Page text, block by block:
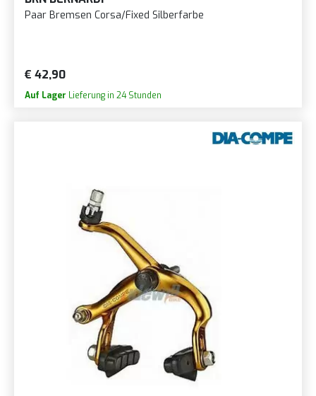
Paar Bremsen Corsa/Fixed Silberfarbe
€ 42,90
Auf Lager Lieferung in 24 Stunden